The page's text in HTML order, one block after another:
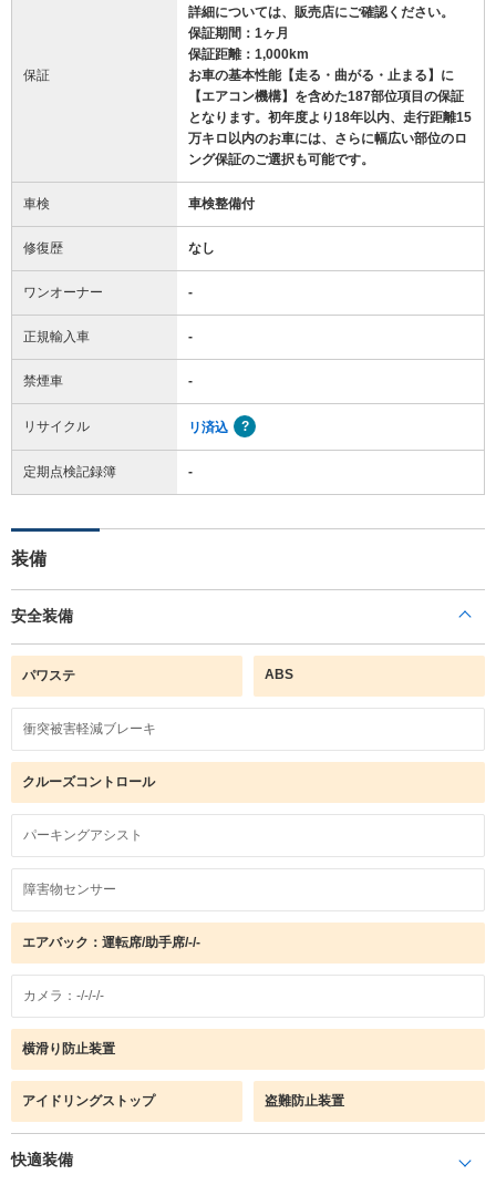
保証
詳細については、販売店にご確認ください。
保証期間：1ヶ月
保証距離：1,000km
お車の基本性能【走る・曲がる・止まる】に
【エアコン機構】を含めた187部位項目の保証
となります。初年度より18年以内、走行距離15
万キロ以内のお車には、さらに幅広い部位のロ
ング保証のご選択も可能です。
車検 車検整備付
修復歴 なし
ワンオーナー -
正規輸入車 -
禁煙車 -
リサイクル リ済込
定期点検記録簿 -
装備
安全装備
パワステ ABS
衝突被害軽減ブレーキ
クルーズコントロール
パーキングアシスト
障害物センサー
エアバック：運転席/助手席/-/-
カメラ：-/-/-/-
横滑り防止装置
アイドリングストップ 盗難防止装置
快適装備